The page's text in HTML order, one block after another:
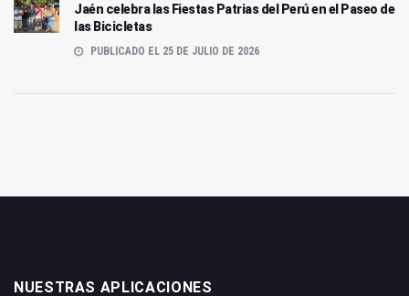
Jaén celebra las Fiestas Patrias del Perú en el Paseo de
las Bicicletas
PUBLICADO EL 25 DE JULIO DE 2026
NUESTRAS APLICACIONES